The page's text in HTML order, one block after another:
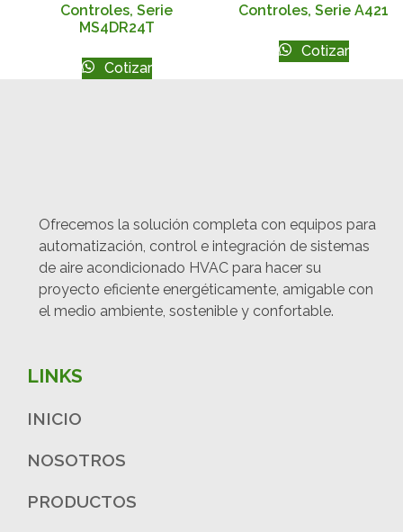
Controles, Serie
MS4DR24T
Cotizar
Controles, Serie A421
Cotizar
Ofrecemos la solución completa con equipos para
automatización, control e integración de sistemas
de aire acondicionado HVAC para hacer su
proyecto eficiente energéticamente, amigable con
el medio ambiente, sostenible y confortable.
LINKS
INICIO
NOSOTROS
PRODUCTOS